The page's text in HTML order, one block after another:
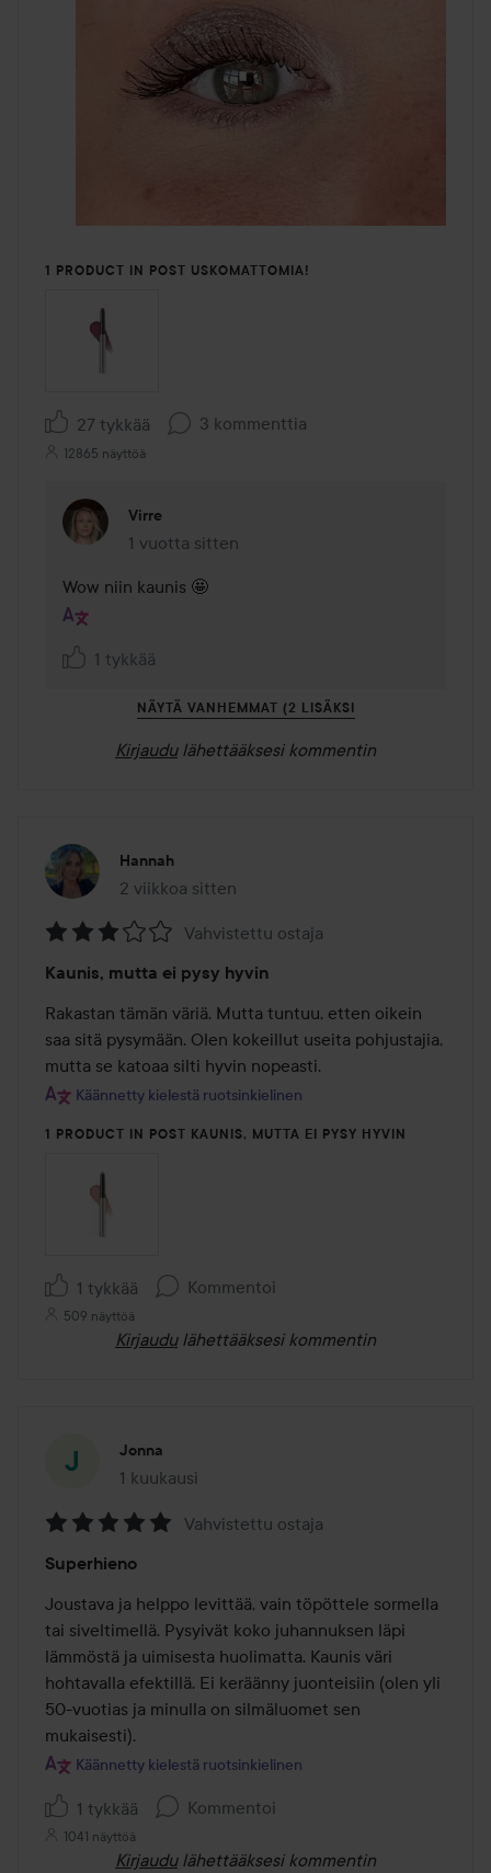
1 PRODUCT IN POST USKOMATTOMIA!
27 tykkää 3 kommenttia
12865 näyttöä
Virre
1 vuotta sitten
Kommentti lisättiin 1 vuotta sitten
Wow niin kaunis 🤩
1 tykkää
NÄYTÄ VANHEMMAT (2 LISÄKSI
Kirjaudu lähettääksesi kommentin
Hannah
2 viikkoa sitten
Viesti luotiin 2 viikkoa sitten
3
/
5
Vahvistettu ostaja
Kaunis, mutta ei pysy hyvin
Rakastan tämän väriä. Mutta tuntuu, etten oikein
saa sitä pysymään. Olen kokeillut useita pohjustajia,
mutta se katoaa silti hyvin nopeasti.
Käännetty kielestä ruotsinkielinen
1 PRODUCT IN POST KAUNIS, MUTTA EI PYSY HYVIN
1 tykkää Kommentoi
509 näyttöä
Kirjaudu lähettääksesi kommentin
Jonna
1 kuukausi
Viesti luotiin 1 kuukausi
5
/
5
Vahvistettu ostaja
Superhieno
Joustava ja helppo levittää, vain töpöttele sormella
tai siveltimellä. Pysyivät koko juhannuksen läpi
lämmöstä ja uimisesta huolimatta. Kaunis väri
hohtavalla efektillä. Ei keräänny juonteisiin (olen yli
50-vuotias ja minulla on silmäluomet sen
mukaisesti).
Käännetty kielestä ruotsinkielinen
1 tykkää Kommentoi
1041 näyttöä
Kirjaudu lähettääksesi kommentin